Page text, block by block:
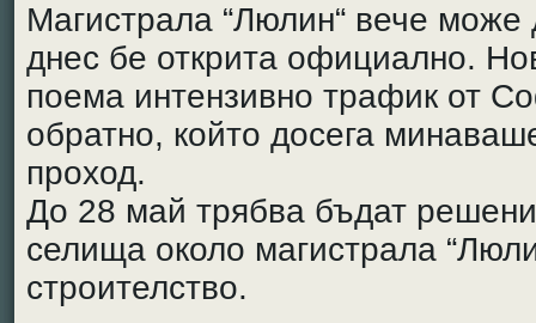
Магистрала “Люлин“ вече може
днес бе открита официално.
поема интензивно трафик от
обратно, който досега
проход.
До 28 май трябва бъдат
селища около магистрала
строителство.